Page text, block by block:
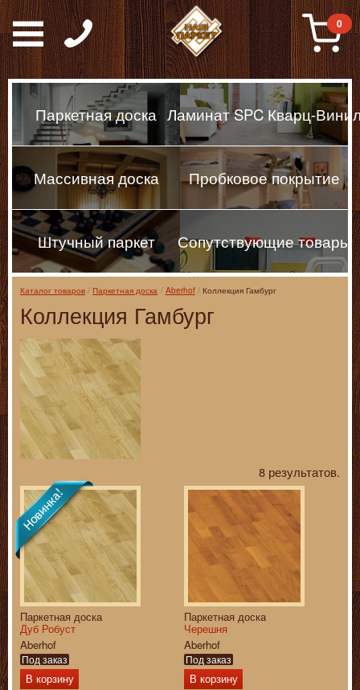
Паркет, Штучный
0
Паркетная доска Ламинат SPC Кварц-
Массивная доска Пробковое покрытие
Штучный паркет Сопутствующие товары
Каталог товаров Паркетная доска Aberhof Коллекция Гамбург
Коллекция Гамбург
8 результатов.
Паркетная доска
Дуб Робуст
Aberhof
Под заказ
В корзину
Паркетная доска
Черешня
Aberhof
Под заказ
В корзину